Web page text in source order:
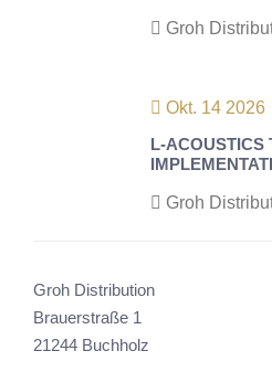
Groh
Okt. 14 2026
L-ACOUSTICS
Groh
Groh Distribution
Brauerstraße 1
21244 Buchholz